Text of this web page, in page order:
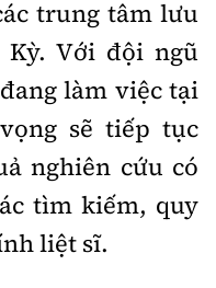
trung tâm lưu
Với đội ngũ
làm việc tại
sẽ tiếp tục
nghiên cứu có
tìm kiếm, quy
liệt sĩ.